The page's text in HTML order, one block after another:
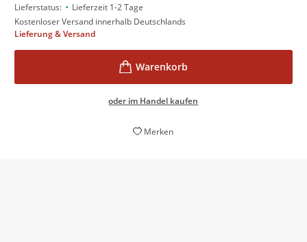
Lieferstatus: • Lieferzeit 1-2 Tage
Kostenloser Versand innerhalb Deutschlands
Lieferung & Versand
oder im Handel kaufen
Merken